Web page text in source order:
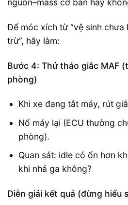
nguồn–mass cơ bản hay
Để móc xích từ “vệ sinh chưa
trừ”, hãy làm:
Bước 4: Thử tháo giắc MAF
phòng)
Khi xe đang tắt máy, rút
Nổ máy lại (ECU thường
phòng).
Quan sát: idle có ổn hơn
khi nhả ga không?
Diễn giải kết quả (đừng hiểu